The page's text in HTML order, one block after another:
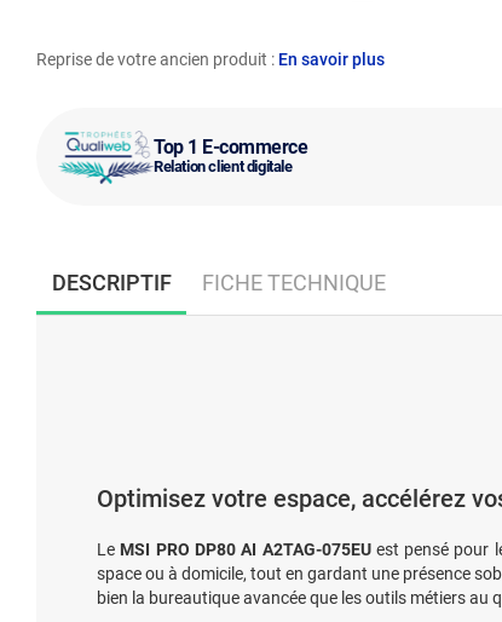
Top 1 E-commerce
Relation client digitale
Reprise de votre ancien produit : En savoir plus
DESCRIPTIF FICHE TECHNIQUE
Optimisez votre espace, accélérez
Le MSI PRO DP80 AI A2TAG-075EUest pensé pour
space ou à domicile, tout en gardant une présence
bien la bureautique avancée que les outils métiers au